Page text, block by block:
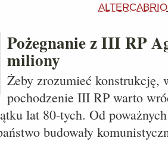
ALTERCABRIO
Pożegnanie z III RP
miliony
Żeby zrozumieć konstrukcję,
pochodzenie III RP warto
lat 80-tych. Od
budowały